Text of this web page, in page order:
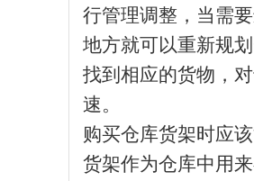
行管理调整，当需
地方就可以重新规
找到相应的货物，
速。
购买仓库货架时应
货架作为仓库中用